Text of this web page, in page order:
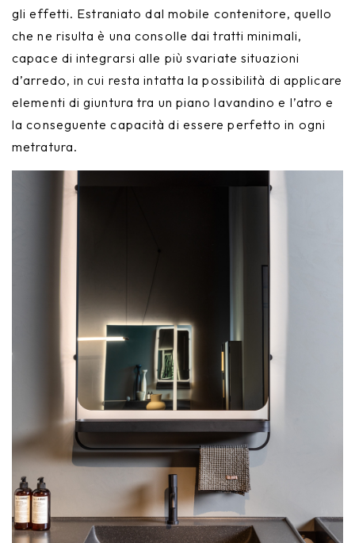
gli effetti. Estraniato dal mobile contenitore, quello
che ne risulta è una consolle dai tratti minimali,
capace di integrarsi alle più svariate situazioni
d’arredo, in cui resta intatta la possibilità di applicare
elementi di giuntura tra un piano lavandino e l’atro e
la conseguente capacità di essere perfetto in ogni
metratura.